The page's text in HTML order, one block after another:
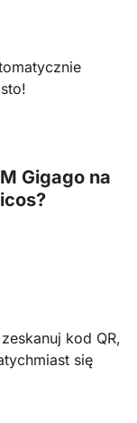
Gigago na
kod QR,
się